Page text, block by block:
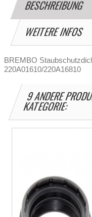
BESCHREIBUNG
WEITERE INFOS
BREMBO
220A01610/220A16810
9 ANDERE
KATEGORIE: